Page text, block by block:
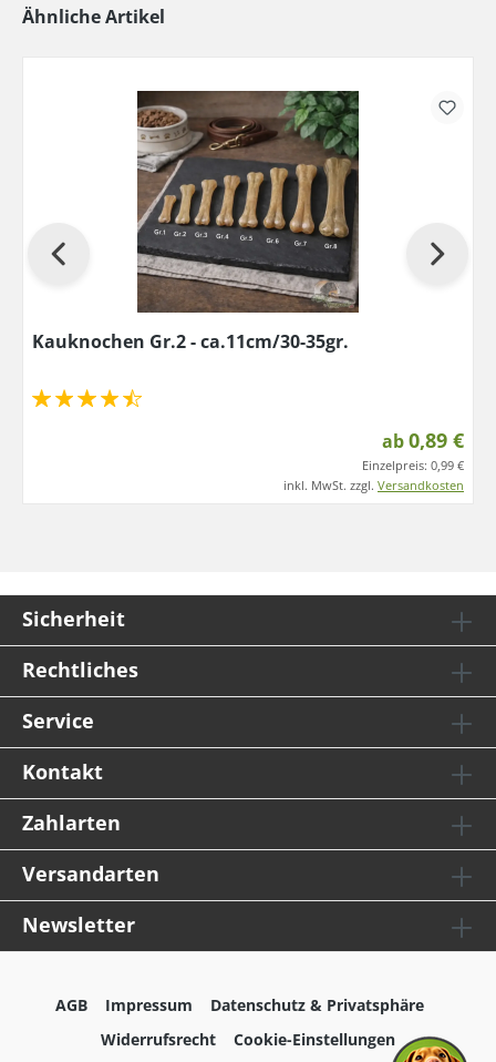
Ähnliche Artikel
Kauknochen Gr.2 - ca.11cm/30-35gr.
ab0,89 €
Einzelpreis: 0,99 €
inkl. MwSt. zzgl. Versandkosten
Sicherheit
Rechtliches
Service
Kontakt
Zahlarten
Versandarten
Newsletter
AGB Impressum
Datenschutz & Privatsphäre
Widerrufsrecht
Cookie-Einstellungen